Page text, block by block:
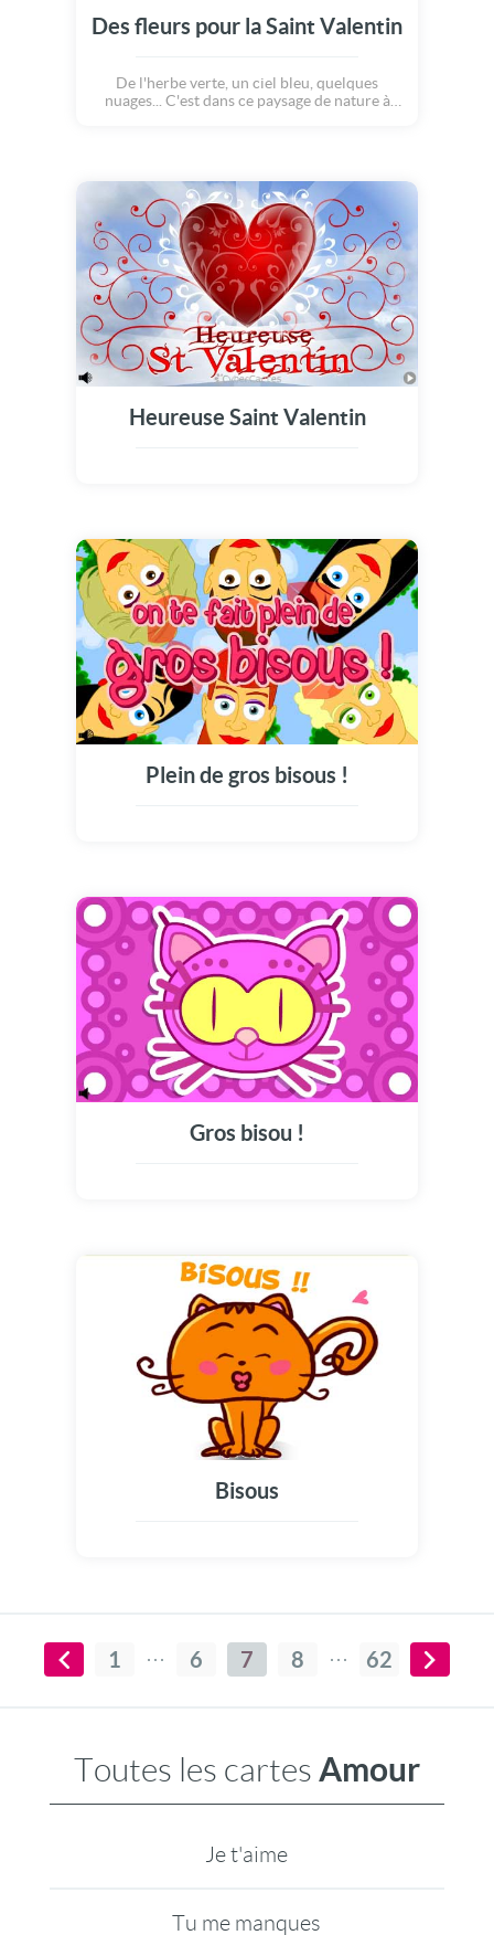
Des fleurs pour la Saint Valentin
De l'herbe verte, un ciel bleu, quelques
nuages... C'est dans ce paysage de nature à
apparaissent : roses, marguerites, tournesols,
pensées... Autant de pétales de tendresse qui,
en un arc en ciel, forment un c?ur d'amour !
Joyeuses saint Valentin !
Heureuse Saint Valentin
Plein de gros bisous !
Gros bisou !
Bisous
1 6 7 8 62
Toutes les cartes Amour
Je t'aime
Tu me manques